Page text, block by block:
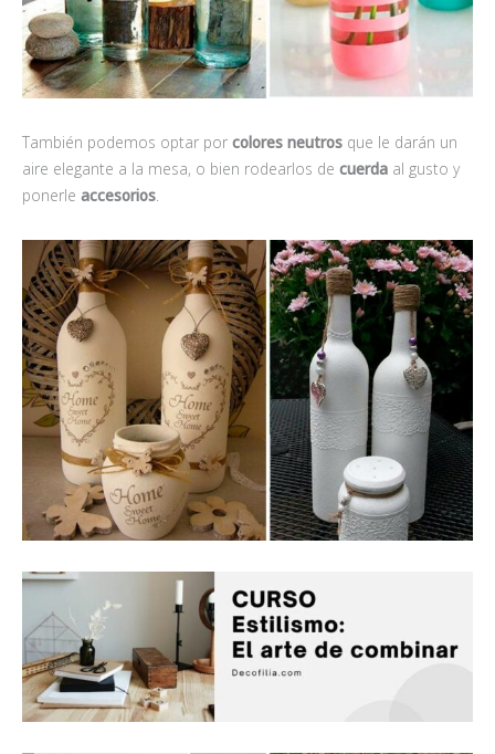
También podemos optar por colores neutros que le darán un
aire elegante a la mesa, o bien rodearlos de cuerda al gusto y
ponerle accesorios.